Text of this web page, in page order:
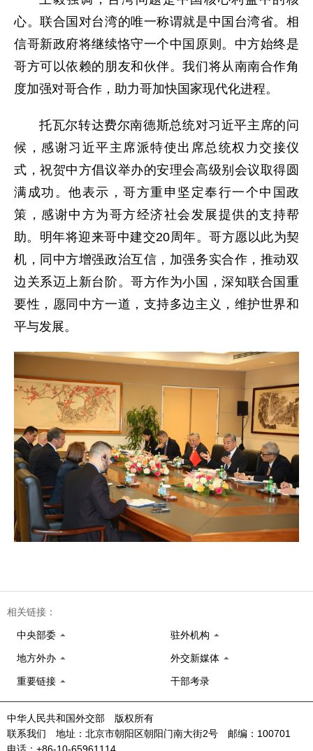
心。联合国对台湾的唯一称谓就是中国台湾省。相
信哥新政府将继续恪守一个中国原则。中方始终是
哥方可以依赖的朋友和伙伴。我们将从南南合作角
度加强对哥合作，助力哥加快国家现代化进程。
托瓦尔转达费尔南德斯总统对习近平主席的问
候，感谢习近平主席派特使出席总统权力交接仪
式，祝贺中方倡议举办的安理会高级别会议取得圆
满成功。他表示，哥方重申坚定奉行一个中国政
策，感谢中方为哥方经济社会发展提供的支持帮
助。明年将迎来哥中建交20周年。哥方愿以此为契
机，同中方增强政治互信，加强务实合作，推动双
边关系迈上新台阶。哥方作为小国，深知联合国重
要性，愿同中方一道，支持多边主义，维护世界和
平与发展。
相关链接：
中央部委 驻外机构
地方外办 外交新媒体
重要链接 干部考录
中华人民共和国外交部 版权所有
联系我们 地址：北京市朝阳区朝阳门南大街2号 邮编：100701